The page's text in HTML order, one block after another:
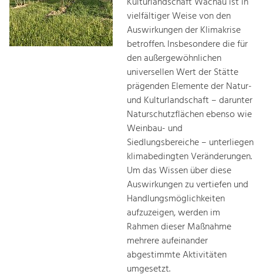
Social Affairs, Education
& Identity
Equality, Youth and Integration.
Climate Change, Public Transport and
Increase in Regional Value Added.
vielfältiger Weise von den
Auswirkungen der Klimakrise
betroffen. Insbesondere die für
den außergewöhnlichen
universellen Wert der Stätte
prägenden Elemente der Natur-
und Kulturlandschaft – darunter
Naturschutzflächen ebenso wie
Weinbau- und
Siedlungsbereiche – unterliegen
klimabedingten Veränderungen.
Um das Wissen über diese
Auswirkungen zu vertiefen und
Handlungsmöglichkeiten
aufzuzeigen, werden im
Rahmen dieser Maßnahme
mehrere aufeinander
abgestimmte Aktivitäten
umgesetzt.